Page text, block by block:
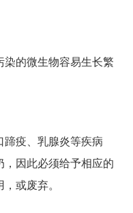
的微生物容易生长繁
疫、乳腺炎等疾病
因此必须给予相应的
或废弃。